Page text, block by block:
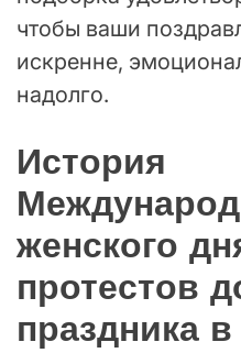
чтобы ваши
искренне,
надолго.
История
женского
протестов
праздника